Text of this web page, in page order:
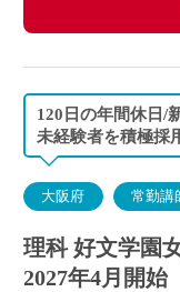
120日の年間休日/
未経験者を積極採
大阪府 常勤講
理科 好文学園
2027年4月開始